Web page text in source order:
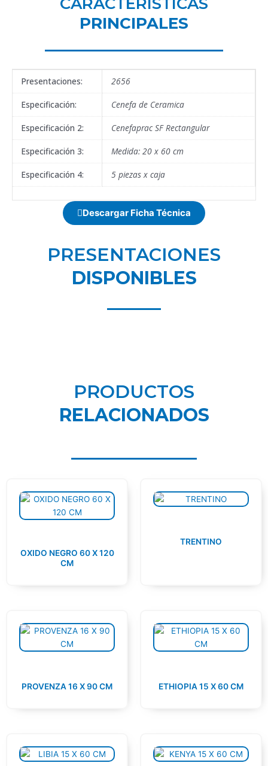
PRINCIPALES
Presentaciones: 2656
Especificación: Cenefa de Ceramica
Especificación 2: Cenefaprac SF Rectangular
Especificación 3: Medida: 20 x 60 cm
Especificación 4: 5 piezas x caja
Descargar Ficha Técnica
PRESENTACIONES
DISPONIBLES
PRODUCTOS
RELACIONADOS
OXIDO NEGRO 60 X 120
CM
TRENTINO
PROVENZA 16 X 90 CM ETHIOPIA 15 X 60 CM